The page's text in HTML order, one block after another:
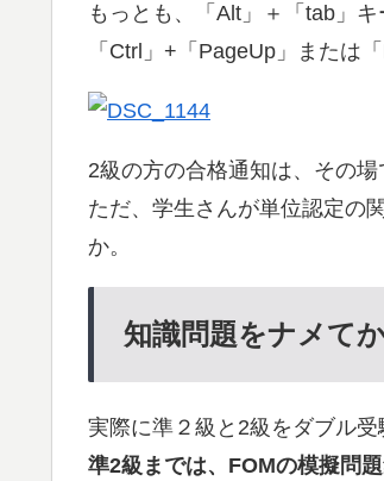
もっとも、「Alt」＋「tab」
「Ctrl」+「PageUp」または
2級の方の合格通知は、その
ただ、学生さんが単位認定の
か。
知識問題をナメて
実際に準２級と2級をダブル
準2級までは、FOMの模擬問